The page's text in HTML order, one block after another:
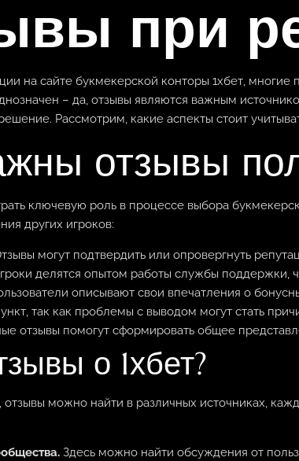
при
на сайте букмекерской конторы 1хбет, многие
– да, отзывы являются важным
Рассмотрим, какие аспекты стоит
отзывы
ключевую роль в процессе выбора
других игроков:
могут подтвердить или опровергнуть
делятся опытом работы службы поддержки,
описывают свои впечатления о
так как проблемы с выводом могут стать
отзывы помогут сформировать общее
о 1хбет?
можно найти в различных источниках,
Здесь можно найти обсуждения от